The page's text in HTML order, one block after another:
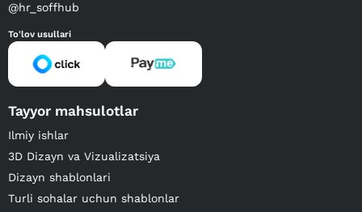
@hr_soffhub
To'lov usullari
Tayyor mahsulotlar
Ilmiy ishlar
3D Dizayn va Vizualizatsiya
Dizayn shablonlari
Turli sohalar uchun shablonlar